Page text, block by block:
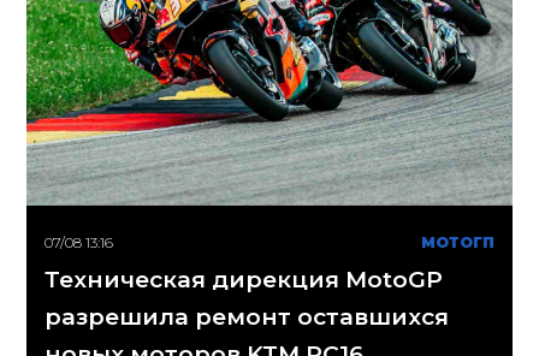
07/08 13:16 МОТОГП
Техническая дирекция MotoGP
разрешила ремонт оставшихся